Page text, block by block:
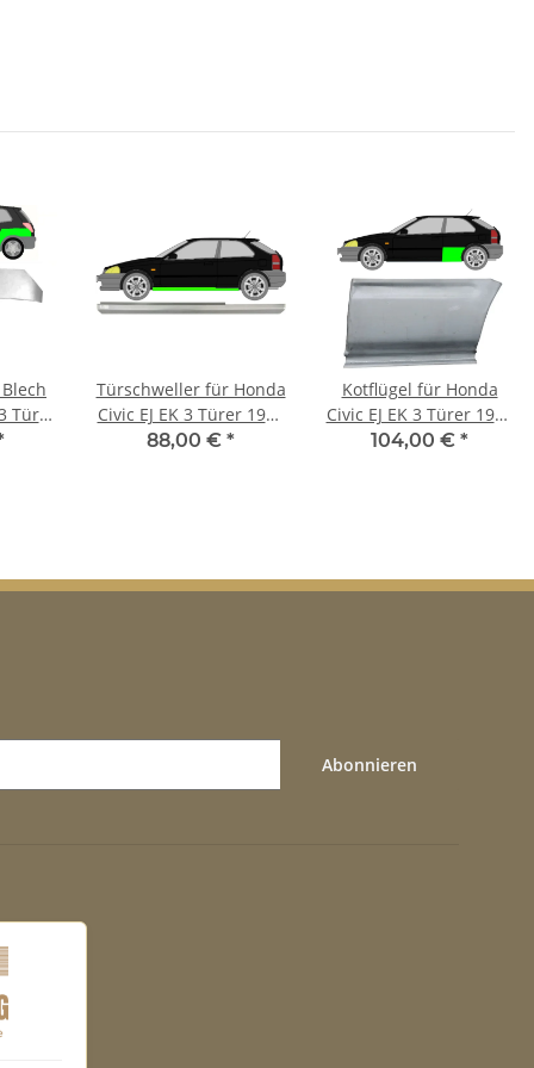
Tür
Türschweller für Honda
Civic EJ EK 3 Türer 1995
- 2001 links
88,00 € *
Kotflügel für Honda
Civic EJ EK 3 Türer 1995
- 2001 hinten links
104,00 € *
Abonnieren